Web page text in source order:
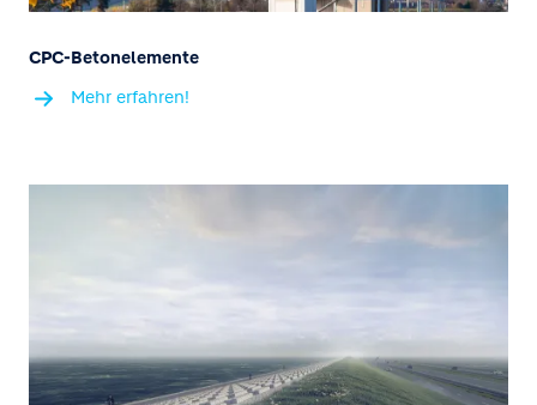
CPC-Betonelemente
Mehr erfahren!